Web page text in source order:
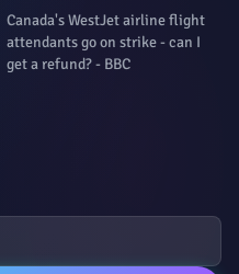
Canada's WestJet airline flight
attendants go on strike - can I
get a refund? - BBC